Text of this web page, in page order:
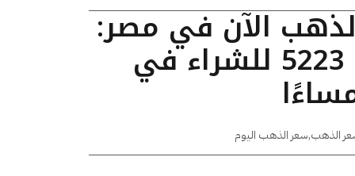
الآن في مصر:
عيار 24 يسجل 5223 للشراء في
الذهب,سعر الذهب اليوم